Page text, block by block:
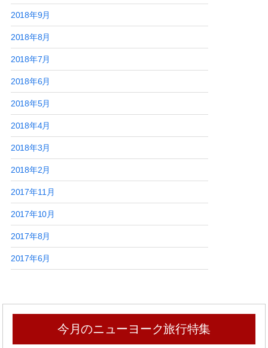
2018年9月
2018年8月
2018年7月
2018年6月
2018年5月
2018年4月
2018年3月
2018年2月
2017年11月
2017年10月
2017年8月
2017年6月
今月のニューヨーク旅行特集